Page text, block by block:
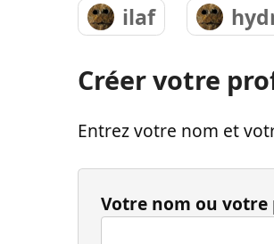
ilaf
Créer votre
Entrez votre nom et
Votre nom ou votre